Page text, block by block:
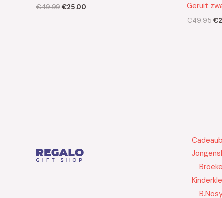
€49.99€25.00
Geruit
€49.95€
B.Nosy